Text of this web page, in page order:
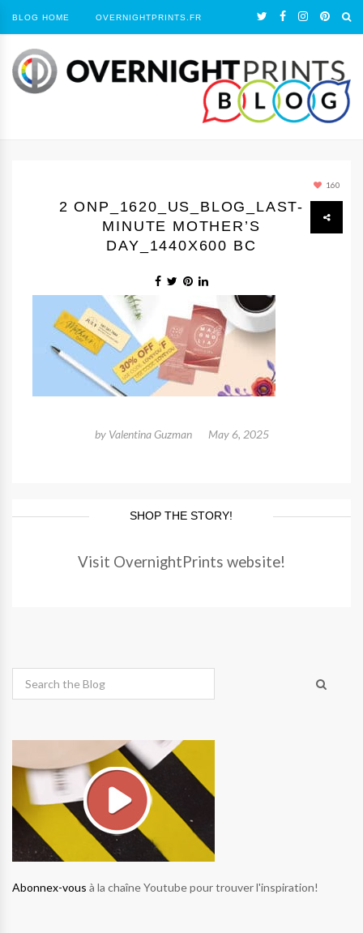
BLOG HOME OVERNIGHTPRINTS.FR
160
2 ONP_1620_US_BLOG_LAST-
MINUTE MOTHER’S
DAY_1440Х600 BC
by Valentina Guzman May 6, 2025
SHOP THE STORY!
Visit OvernightPrints website!
Abonnex-vous à la chaîne Youtube pour trouver l'inspiration!